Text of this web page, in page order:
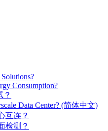
Consumption?
？
Data Center? (简体中文)
互连？
检测？